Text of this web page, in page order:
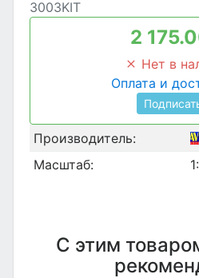
3003KIT
2
Нет в
Оплата и
Производитель:
Масштаб:
С этим